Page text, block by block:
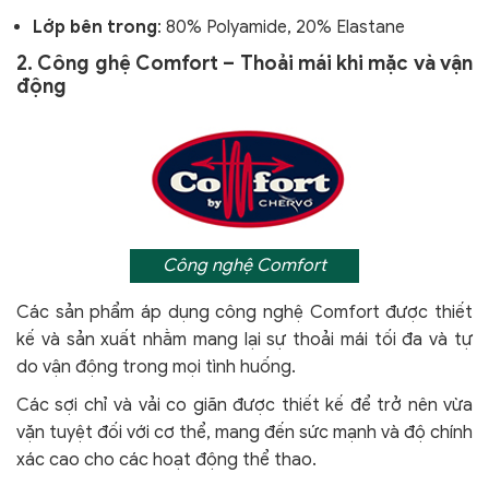
Lớp bên trong: 80% Polyamide, 20% Elastane
2. Công ghệ Comfort – Thoải mái khi mặc và vận
động
Công nghệ Comfort
Các sản phẩm áp dụng công nghệ Comfortđược thiết
kế và sản xuất nhằm mang lại sự thoải mái tối đa và tự
do vận động trong mọi tình huống.
Các sợi chỉ và vải co giãn được thiết kế để trở nên vừa
vặn tuyệt đối với cơ thể, mang đến sức mạnh và độ chính
xác cao cho các hoạt động thể thao.